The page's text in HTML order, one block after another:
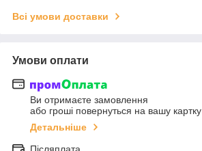
Всі умови доставки
Умови оплати
Ви отримаєте замовлення
або гроші повернуться на вашу картку
Детальніше